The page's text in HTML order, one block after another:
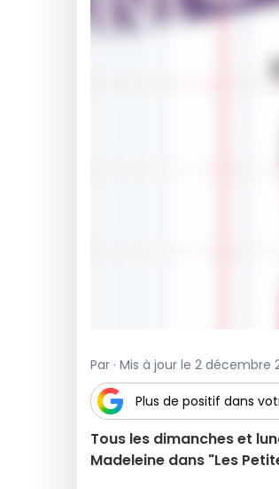
Par · Mis à jour le 2 décembre
Plus de positif dans
Tous les dimanches et
Madeleine dans "Les